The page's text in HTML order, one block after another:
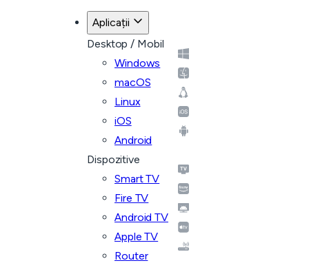
Aplicații
Desktop / Mobil
Windows
macOS
Linux
iOS
Android
Dispozitive
Smart TV
Fire TV
Android TV
Apple TV
Router